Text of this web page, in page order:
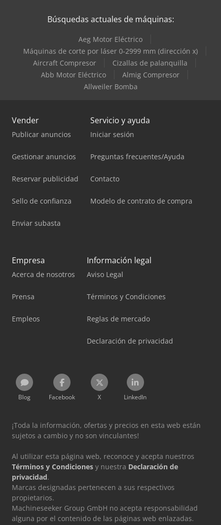
Búsquedas actuales de máquinas:
Aeg Motor Eléctrico
Máquinas de corte por láser 0-2999 mm (dirección x)
Aircraft Compresor
Cizallas de palanquilla
Abb Motor Eléctrico
Almig Compresor
Allweiler Bomba
Vender
Publicar anuncios
Gestionar anuncios
Reservar publicidad
Sello de confianza
Enviar subasta
Servicio y ayuda
Iniciar sesión
Preguntas frecuentes/Ayuda
Contacto
Modelo de contrato de compra
Empresa
Acerca de nosotros
Prensa
Empleos
Información legal
Aviso Legal
Términos y Condiciones
Reglas de mercado
Declaración de privacidad
Blog Facebook X LinkedIn
¡Toda la información, ofertas y precios en esta web están
sujetos a cambio y no son vinculantes!
Al utilizar esta página web, reconoce y acepta nuestros
Términos y Condiciones y nuestra Declaración de
privacidad.
Marcas designadas pertenecen a sus respectivos
propietarios.
Machineseeker Group GmbH no acepta responsabilidad
alguna por el contenido de las páginas web enlazadas.